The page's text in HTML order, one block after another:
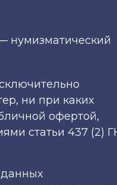
нумизматический
ни при каких
офертой,
статьи 437 (2)